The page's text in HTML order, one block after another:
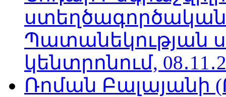
Պատանեկության
կենտրոնում,
Ռոման Բալայանի